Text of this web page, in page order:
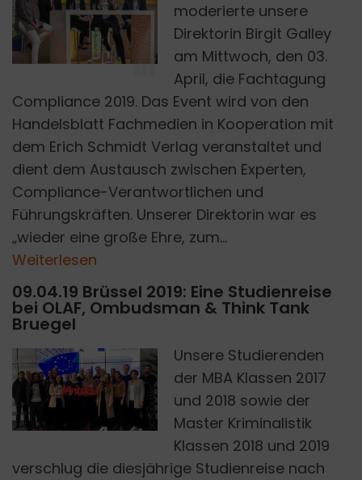
E
R
I
C
H
SC
H
M
I
D
T
V
E
R
L
A
G|
A
N
G
E
LA
K
A
U
S
C
HE
moderierte unsere
Direktorin Birgit Galley
am Mittwoch, den 03.
April, die Fachtagung
Compliance 2019. Das Event wird von den
Handelsblatt Fachmedien in Kooperation mit
dem Erich Schmidt Verlag veranstaltet und
dient dem Austausch zwischen Experten,
Compliance-Verantwortlichen und
Führungskräften. Unserer Direktorin war es
„wieder eine große Ehre, zum...
Weiterlesen
09.04.19 Brüssel 2019: Eine Studienreise
bei OLAF, Ombudsman & Think Tank
Bruegel
SCHOOL GRC
Unsere Studierenden
der MBA Klassen 2017
und 2018 sowie der
Master Kriminalistik
Klassen 2018 und 2019
verschlug die diesjährige Studienreise nach